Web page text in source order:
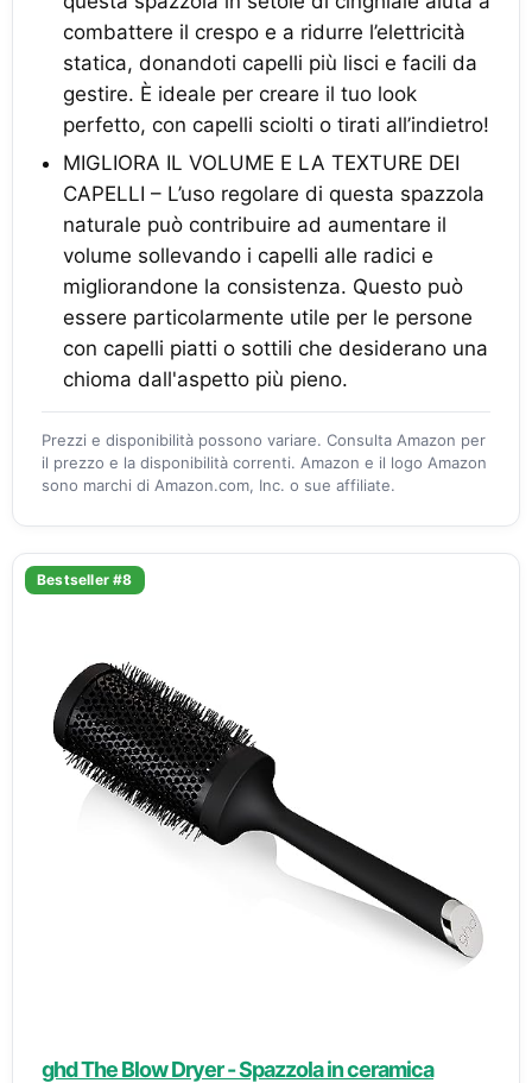
combattere il crespo e a ridurre l’elettricità
statica, donandoti capelli più lisci e facili da
gestire. È ideale per creare il tuo look
perfetto, con capelli sciolti o tirati all’indietro!
MIGLIORA IL VOLUME E LA TEXTURE DEI
CAPELLI – L’uso regolare di questa spazzola
naturale può contribuire ad aumentare il
volume sollevando i capelli alle radici e
migliorandone la consistenza. Questo può
essere particolarmente utile per le persone
con capelli piatti o sottili che desiderano una
chioma dall'aspetto più pieno.
Prezzi e disponibilità possono variare. Consulta Amazon per
il prezzo e la disponibilità correnti. Amazon e il logo Amazon
sono marchi di Amazon.com, Inc. o sue affiliate.
Bestseller #8
ghd The Blow Dryer - Spazzola in ceramica